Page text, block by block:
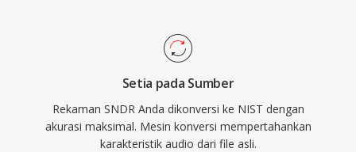
Setia pada Sumber
Rekaman SNDR Anda dikonversi ke NIST dengan
akurasi maksimal. Mesin konversi mempertahankan
karakteristik audio dari file asli.